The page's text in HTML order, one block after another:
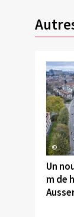
©
Un
m de